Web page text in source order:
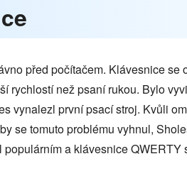
před počítačem. Klávesnice
rychlostí než psaní rukou. Bylo
vynalezl první psací stroj. Kvůli
se tomuto problému vyhnul,
a klávesnice